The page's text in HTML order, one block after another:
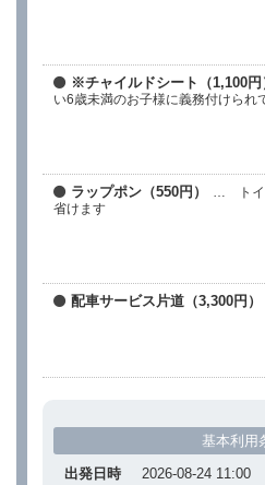
※チャイルドシート（1,100円
い6歳未満のお子様に義務付けられ
ラップポン（550円）
… トイ
省けます
配車サービス片道（3,300円）
基本利用
出発日時
2026-08-24 11:00